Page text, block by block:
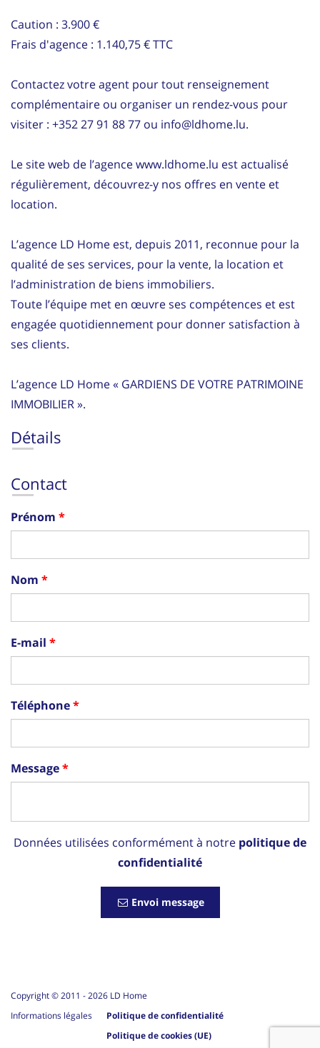
Caution : 3.900 €
Frais d'agence : 1.140,75 € TTC
Contactez votre agent pour tout renseignement
complémentaire ou organiser un rendez-vous pour
visiter : +352 27 91 88 77 ou info@ldhome.lu.
Le site web de l’agence www.ldhome.lu est actualisé
régulièrement, découvrez-y nos offres en vente et
location.
L’agence LD Home est, depuis 2011, reconnue pour la
qualité de ses services, pour la vente, la location et
l’administration de biens immobiliers.
Toute l’équipe met en œuvre ses compétences et est
engagée quotidiennement pour donner satisfaction à
ses clients.
L’agence LD Home « GARDIENS DE VOTRE PATRIMOINE
IMMOBILIER ».
Détails
Contact
Prénom
Nom
E-mail
Téléphone
Message
Données utilisées conformément à notre politique de
confidentialité
Envoi message
Copyright © 2011 -2026 LD Home
Informations légales
Politique de confidentialité
Politique de cookies (UE)